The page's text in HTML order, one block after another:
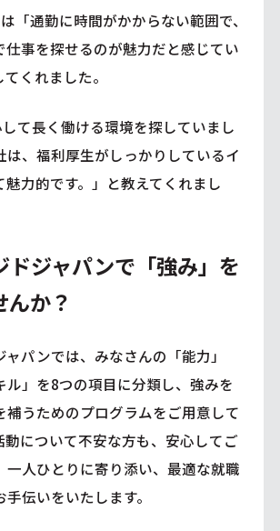
「通勤に時間がかからない範囲で、
仕事を探せるのが魅力だと感じてい
くれました。
て長く働ける環境を探していまし
は、福利厚生がしっかりしているイ
魅力的です。」と教えてくれまし
ドジャパンで「強み」を
か？
パンでは、みなさんの「能力」
ル」を8つの項目に分類し、強みを
補うためのプログラムをご用意して
動について不安な方も、安心してご
一人ひとりに寄り添い、最適な就職
伝いをいたします。